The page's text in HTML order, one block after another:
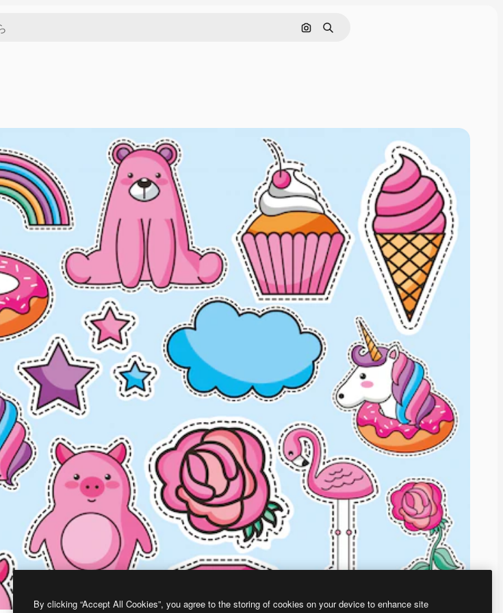
画像で検索
検索
By clicking “Accept All Cookies”, you agree to the storing of cookies on your device to enhance site